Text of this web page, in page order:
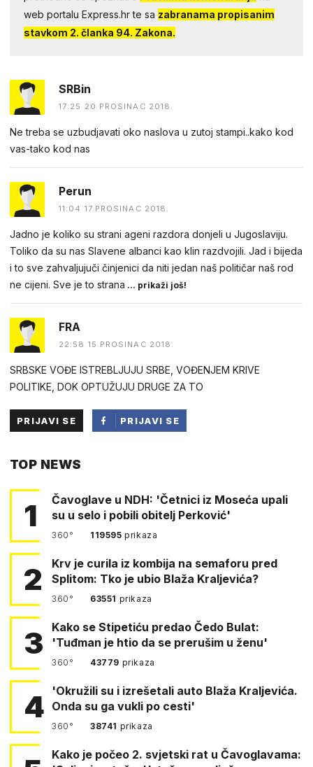
web portalu Express.hr te sa zabranama propisanim
stavkom 2. članka 94. Zakona.
SRBin
17:25 20.PROSINAC 2018.
Ne treba se uzbudjavati oko naslova u zutoj stampi..kako kod
vas-tako kod nas
Perun
11:04 17.PROSINAC 2018.
Jadno je koliko su strani ageni razdora donjeli u Jugoslaviju.
Toliko da su nas Slavene albanci kao klin razdvojili. Jad i bijeda
i to sve zahvaljujuči činjenici da niti jedan naš političar naš rod
ne cijeni. Sve je to strana ... prikaži još!
FRA
22:58 15.PROSINAC 2018.
SRBSKE VOĐE ISTREBLJUJU SRBE, VOĐENJEM KRIVE
POLITIKE, DOK OPTUŽUJU DRUGE ZA TO
PRIJAVI SE
PRIJAVI SE
TOP NEWS
1
Čavoglave u NDH: 'Četnici iz Moseća upali
su u selo i pobili obitelj Perković'
360° 119595prikaza
2
Krv je curila iz kombija na semaforu pred
Splitom: Tko je ubio Blaža Kraljevića?
360° 63551 prikaza
3
Kako se Stipetiću predao Čedo Bulat:
'Tuđman je htio da se prerušim u ženu'
360° 43779 prikaza
4
'Okružili su i izrešetali auto Blaža Kraljevića.
Onda su ga vukli po cesti'
360° 38741 prikaza
Kako je počeo 2. svjetski rat u Čavoglavama: